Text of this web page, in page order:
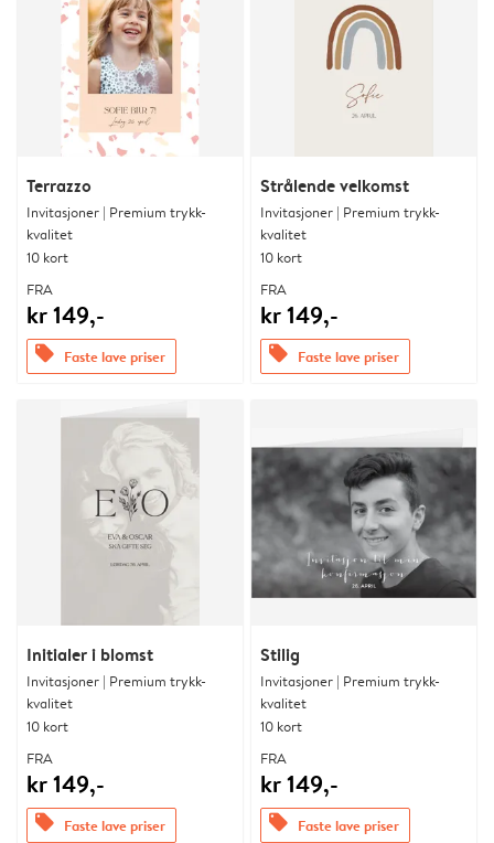
Terrazzo
Invitasjoner | Premium trykk-
kvalitet
10 kort
FRA
kr 149,-
offers Faste lave priser
Strålende velkomst
Invitasjoner | Premium trykk-
kvalitet
10 kort
FRA
kr 149,-
offers Faste lave priser
Initialer i blomst
Invitasjoner | Premium trykk-
kvalitet
10 kort
FRA
kr 149,-
offers Faste lave priser
Stilig
Invitasjoner | Premium trykk-
kvalitet
10 kort
FRA
kr 149,-
offers Faste lave priser